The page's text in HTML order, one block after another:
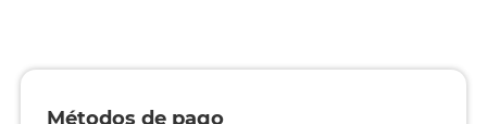
Métodos de pago